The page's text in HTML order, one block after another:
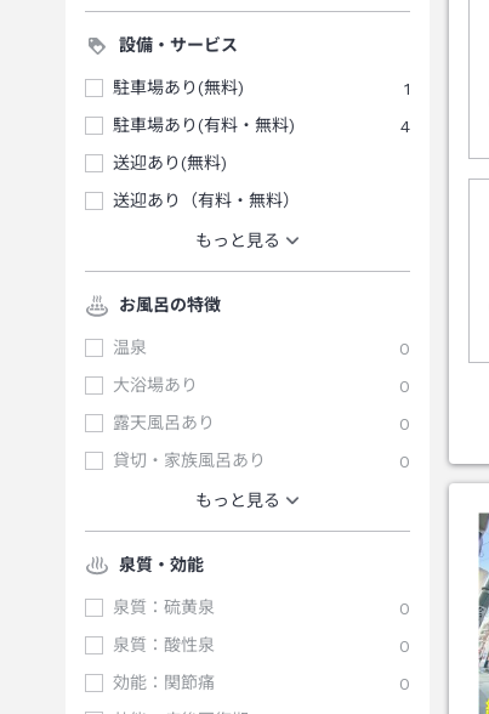
設備・サービス
駐車場あり(無料)
1
駐車場あり(有料・無料)
4
送迎あり(無料)
送迎あり（有料・無料）
もっと見る
お風呂の特徴
温泉
0
大浴場あり
0
露天風呂あり
0
貸切・家族風呂あり
0
もっと見る
泉質・効能
泉質：硫黄泉
0
泉質：酸性泉
0
効能：関節痛
0